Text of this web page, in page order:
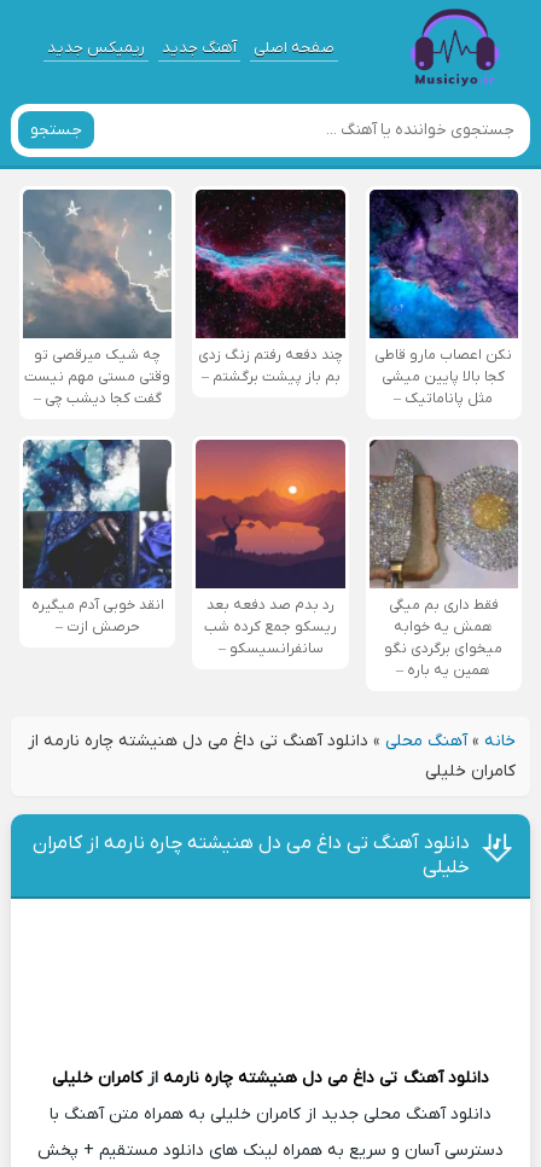
صفحه اصلی آهنگ جدید ریمیکس جدید
جستجو
نکن اعصاب مارو قاطی
کجا بالا پایین میشی
مثل پاناماتیک –
چند دفعه رفتم زنگ زدی
بم باز پیشت برگشتم –
چه شیک میرقصی تو
وقتی مستی مهم نیست
گفت کجا دیشب چی –
فقط داری بم میگی
همش یه خوابه
میخوای برگردی نگو
همین یه باره –
رد بدم صد دفعه بعد
ریسکو جمع کرده شب
سانفرانسیسکو –
انقد خوبی آدم میگیره
حرصش ازت –
خانه»آهنگ محلی» دانلود آهنگ تی داغ می دل هنیشته چاره نارمه از
کامران خلیلی
دانلود آهنگ تی داغ می دل هنیشته چاره نارمه از کامران
خلیلی
دانلود آهنگ تی داغ می دل هنیشته چاره نارمه ازکامران خلیلی
دانلود آهنگ محلی جدید از کامران خلیلی به همراه متن آهنگ با
دسترسی آسان و سریع به همراه لینک های دانلود مستقیم + پخش